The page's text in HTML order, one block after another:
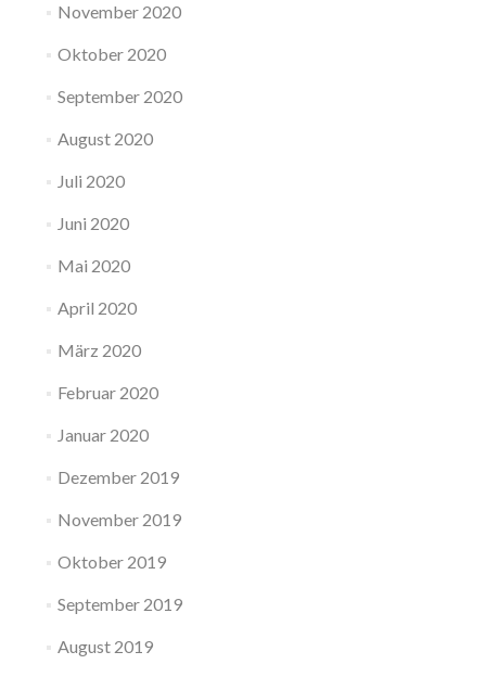
November 2020
Oktober 2020
September 2020
August 2020
Juli 2020
Juni 2020
Mai 2020
April 2020
März 2020
Februar 2020
Januar 2020
Dezember 2019
November 2019
Oktober 2019
September 2019
August 2019